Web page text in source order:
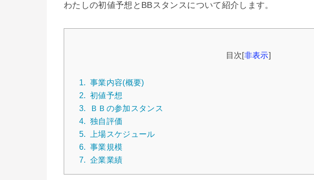
わたしの初値予想とBBスタンスについて紹介します。
目次[非表示]
1. 事業内容(概要)
2. 初値予想
3.
ＢＢの参加スタンス
4. 独自評価
5.
上場スケジュール
6. 事業規模
7. 企業業績